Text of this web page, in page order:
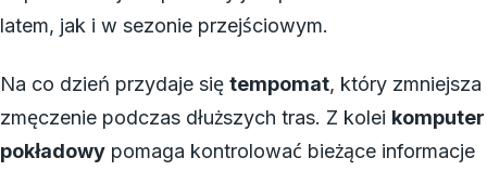
latem, jak i w sezonie przejściowym.
Na co dzień przydaje się tempomat, który zmniejsza
zmęczenie podczas dłuższych tras. Z kolei komputer
pokładowy pomaga kontrolować bieżące informacje